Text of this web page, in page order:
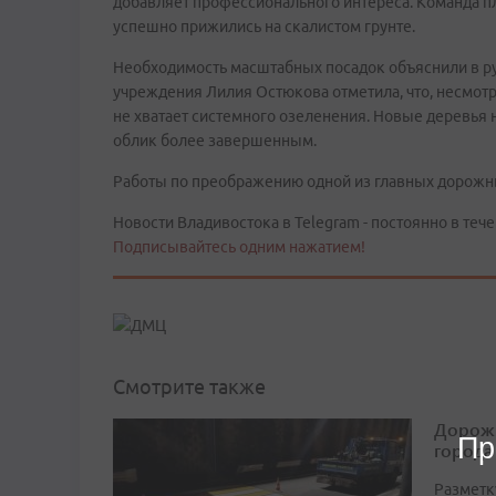
успешно прижились на скалистом грунте.
Необходимость масштабных посадок объяснили в
учреждения Лилия Остюкова отметила, что,
не хватает системного озеленения. Новые
облик более завершенным.
Работы по преображению одной из главных
Новости Владивостока в Telegram - постоянно в
Подписывайтесь одним нажатием!
Смотрите также
города